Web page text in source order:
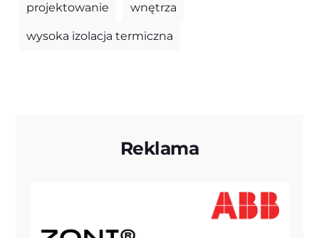
projektowanie wnętrza
wysoka izolacja termiczna
Reklama